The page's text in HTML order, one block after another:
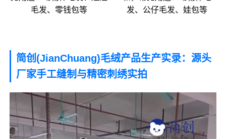
毛发、零钱包等
发、公仔毛发、娃包等
简创(JianChuang)毛绒产品生产实录：源头
厂家手工缝制与精密刺绣实拍